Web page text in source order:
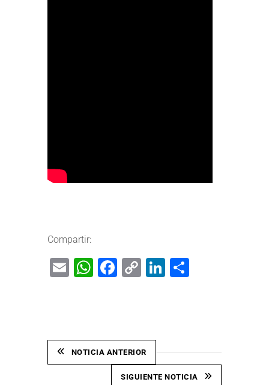
Compartir:
EmailWhatsApp
Facebook
CopyLinkedIn
NOTICIA ANTERIOR
SIGUIENTE NOTICIA